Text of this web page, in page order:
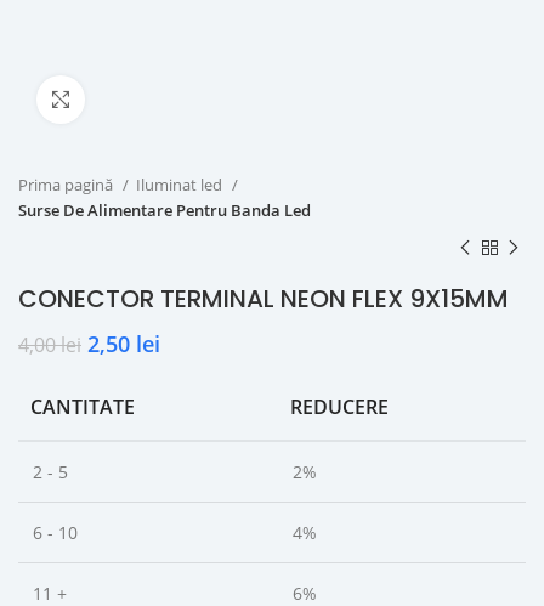
Prima pagină
Iluminat led
Surse De Alimentare Pentru Banda Led
CONECTOR TERMINAL NEON FLEX 9X15MM
4,00lei 2,50 lei
CANTITATE REDUCERE
2 - 5 2%
6 - 10 4%
11 + 6%